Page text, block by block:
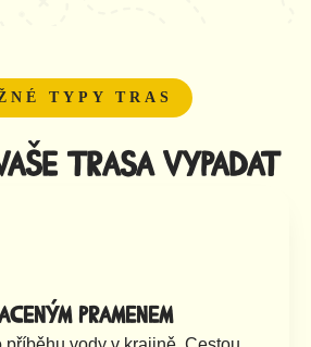
TYPY TRAS
trasa vypadat
pramenem